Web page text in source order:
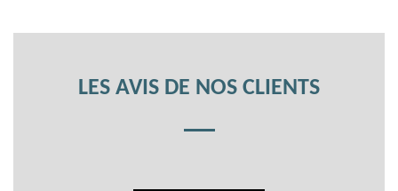
LES AVIS DE NOS CLIENTS